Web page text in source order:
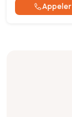
Appeler